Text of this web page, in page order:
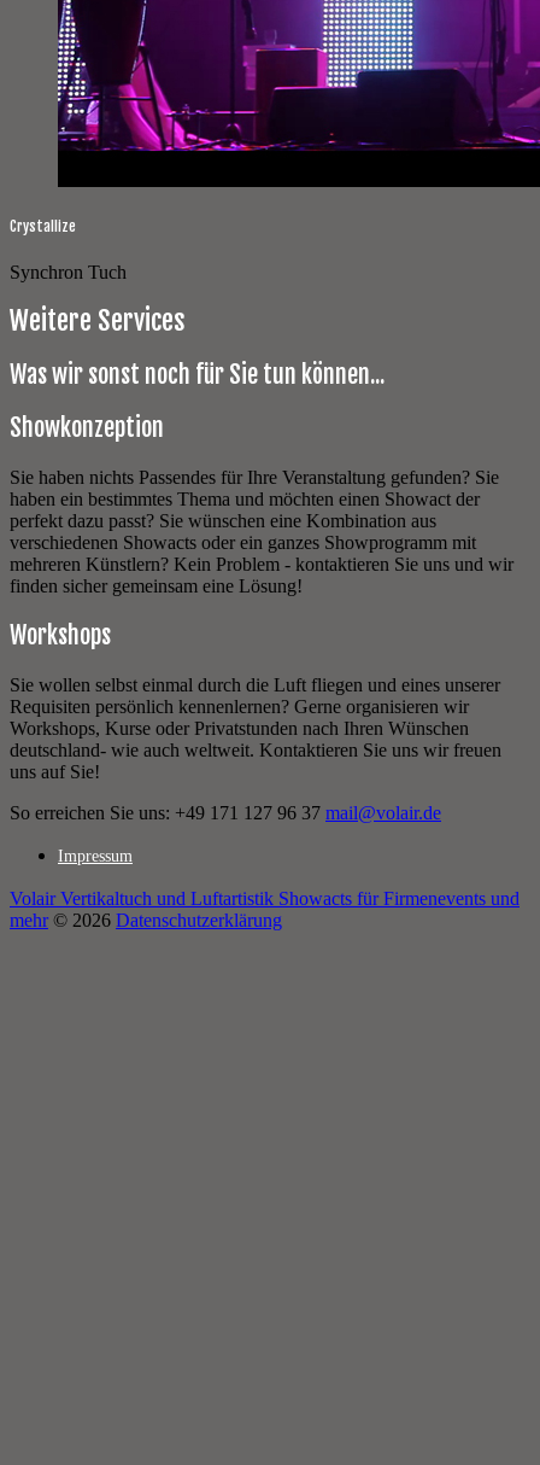
Crystallize
Synchron Tuch
Weitere Services
Was wir sonst noch für Sie tun können...
Showkonzeption
Sie haben nichts Passendes für Ihre Veranstaltung gefunden? Sie
haben ein bestimmtes Thema und möchten einen Showact der
perfekt dazu passt? Sie wünschen eine Kombination aus
verschiedenen Showacts oder ein ganzes Showprogramm mit
mehreren Künstlern? Kein Problem - kontaktieren Sie uns und wir
finden sicher gemeinsam eine Lösung!
Workshops
Sie wollen selbst einmal durch die Luft fliegen und eines unserer
Requisiten persönlich kennenlernen? Gerne organisieren wir
Workshops, Kurse oder Privatstunden nach Ihren Wünschen
deutschland- wie auch weltweit. Kontaktieren Sie uns wir freuen
uns auf Sie!
So erreichen Sie uns: +49 171 127 96 37 mail@volair.de
Impressum
Volair Vertikaltuch und Luftartistik Showacts für Firmenevents und
mehr© 2026 Datenschutzerklärung